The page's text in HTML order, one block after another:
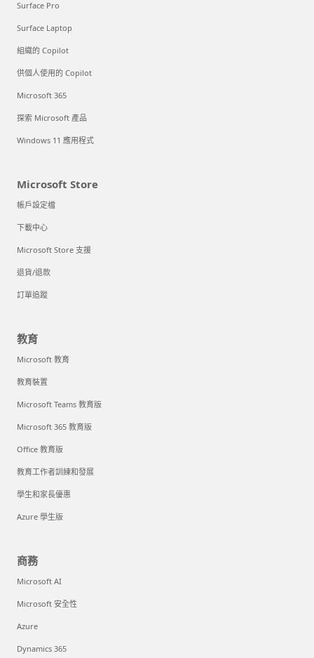
Surface Pro
Surface Laptop
組織的 Copilot
供個人使用的 Copilot
Microsoft 365
探索 Microsoft 產品
Windows 11 應用程式
Microsoft Store
帳戶設定檔
下載中心
Microsoft Store 支援
退貨/退款
訂單追蹤
教育
Microsoft 教育
教育裝置
Microsoft Teams 教育版
Microsoft 365 教育版
Office 教育版
教育工作者訓練和發展
學生和家長優惠
Azure 學生版
商務
Microsoft AI
Microsoft 安全性
Azure
Dynamics 365